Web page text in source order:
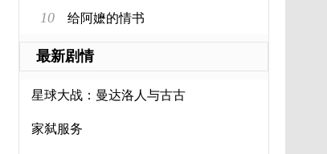
10 给阿嬷的情书
最新剧情
星球大战：曼达洛人与古古
家弑服务